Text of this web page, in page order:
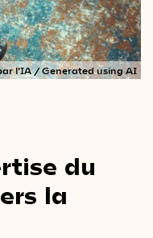
l'IA / Generated using AI
du
la